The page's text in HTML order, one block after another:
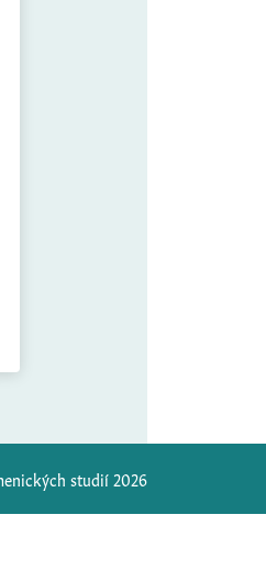
studií 2026